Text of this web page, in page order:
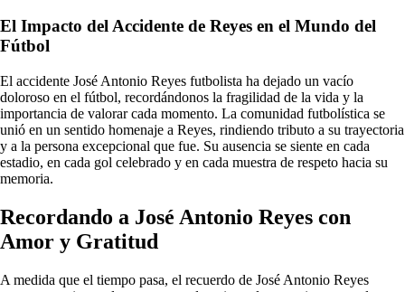
El Impacto del Accidente de Reyes en el Mundo del
Fútbol
El accidente José Antonio Reyes futbolista ha dejado un vacío
doloroso en el fútbol, recordándonos la fragilidad de la vida y la
importancia de valorar cada momento. La comunidad futbolística se
unió en un sentido homenaje a Reyes, rindiendo tributo a su trayectoria
y a la persona excepcional que fue. Su ausencia se siente en cada
estadio, en cada gol celebrado y en cada muestra de respeto hacia su
memoria.
Recordando a José Antonio Reyes con
Amor y Gratitud
A medida que el tiempo pasa, el recuerdo de José Antonio Reyes